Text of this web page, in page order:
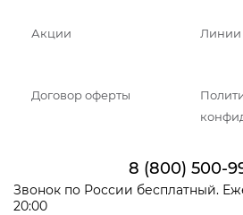
Акции Линии
Договор оферты
8 (800) 500-
Звонок по России бесплатный.
20:00